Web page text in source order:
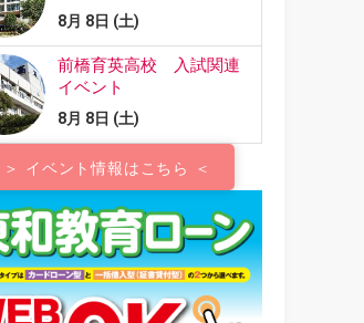
＞ イベント情報はこちら ＜